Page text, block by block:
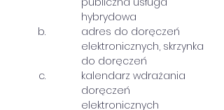
hybrydowa
adres do doręczeń
elektronicznych, skrzynka
do doręczeń
kalendarz wdrażania
doręczeń
elektronicznych